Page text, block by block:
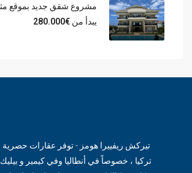
مشروع شقق جديد بموقع
يبدأ من €280.000
تيركش ريفييرا هومز - توفر عقارات حصرية
تركيا ، خصوصاً في أنطاليا وفي كيمير و بيليك